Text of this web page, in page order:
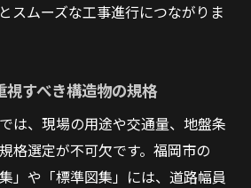
スムーズな工事進行につながりま
すべき構造物の規格
は、現場の用途や交通量、地盤条
格選定が不可欠です。福岡市の
」や「標準図集」には、道路幅員